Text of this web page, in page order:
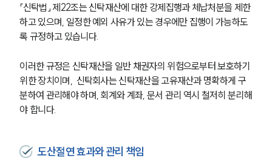
「신탁법」 제22조는 신탁재산에 대한 강제집행과 체납처분을 제한
하고 있으며, 일정한 예외 사유가 있는 경우에만 집행이 가능하도
록 규정하고 있습니다.
이러한 규정은 신탁재산을 일반 채권자의 위험으로부터 보호하기
위한 장치이며,  신탁회사는 신탁재산을 고유재산과 명확하게 구
분하여 관리해야 하며, 회계와 계좌, 문서 관리 역시 철저히 분리해
야 합니다.
도산절연 효과와 관리 책임